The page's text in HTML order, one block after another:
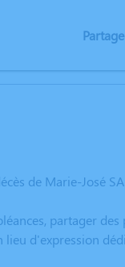
de Marie-José
partager
d'expression